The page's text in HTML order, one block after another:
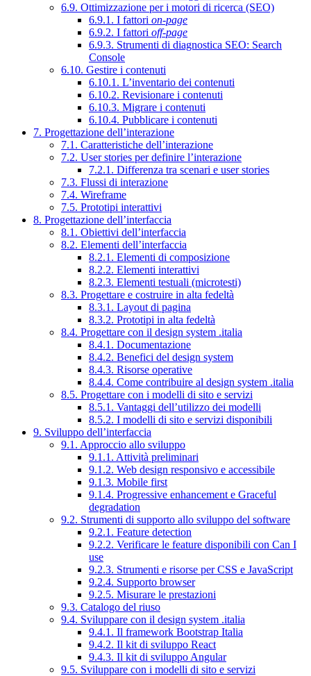
6.9. Ottimizzazione per i motori di ricerca (SEO)
6.9.1. I fattori on-page
6.9.2. I fattori off-page
6.9.3. Strumenti di diagnostica SEO: Search
Console
6.10. Gestire i contenuti
6.10.1. L’inventario dei contenuti
6.10.2. Revisionare i contenuti
6.10.3. Migrare i contenuti
6.10.4. Pubblicare i contenuti
7. Progettazione dell’interazione
7.1. Caratteristiche dell’interazione
7.2. User stories per definire l’interazione
7.2.1. Differenza tra scenari e user stories
7.3. Flussi di interazione
7.4. Wireframe
7.5. Prototipi interattivi
8. Progettazione dell’interfaccia
8.1. Obiettivi dell’interfaccia
8.2. Elementi dell’interfaccia
8.2.1. Elementi di composizione
8.2.2. Elementi interattivi
8.2.3. Elementi testuali (microtesti)
8.3. Progettare e costruire in alta fedeltà
8.3.1. Layout di pagina
8.3.2. Prototipi in alta fedeltà
8.4. Progettare con il design system .italia
8.4.1. Documentazione
8.4.2. Benefici del design system
8.4.3. Risorse operative
8.4.4. Come contribuire al design system .italia
8.5. Progettare con i modelli di sito e servizi
8.5.1. Vantaggi dell’utilizzo dei modelli
8.5.2. I modelli di sito e servizi disponibili
9. Sviluppo dell’interfaccia
9.1. Approccio allo sviluppo
9.1.1. Attività preliminari
9.1.2. Web design responsivo e accessibile
9.1.3. Mobile first
9.1.4. Progressive enhancement e Graceful
degradation
9.2. Strumenti di supporto allo sviluppo del software
9.2.1. Feature detection
9.2.2. Verificare le feature disponibili con Can I
use
9.2.3. Strumenti e risorse per CSS e JavaScript
9.2.4. Supporto browser
9.2.5. Misurare le prestazioni
9.3. Catalogo del riuso
9.4. Sviluppare con il design system .italia
9.4.1. Il framework Bootstrap Italia
9.4.2. Il kit di sviluppo React
9.4.3. Il kit di sviluppo Angular
9.5. Sviluppare con i modelli di sito e servizi